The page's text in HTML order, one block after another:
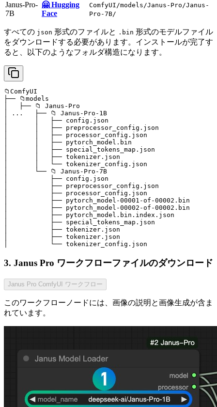
Janus-Pro-
7B
🤗 Hugging
Face
ComfyUI/models/Janus-Pro/Janus-
Pro-7B/
すべての json 形式のファイルと .bin 形式のモデルファイル
をダウンロードする必要があります。インストールが完了す
ると、以下のようなフォルダ構造になります。
📁ComfyUI
├── 📁models
│   ├── 📁 Janus-Pro
│ ...   ├── 📁 Janus-Pro-1B
│       │   ├── config.json
│       │   ├── preprocessor_config.json
│       │   ├── processor_config.json
│       │   ├── pytorch_model.bin
│       │   ├── special_tokens_map.json
│       │   ├── tokenizer.json
│       │   └── tokenizer_config.json
│       └── 📁 Janus-Pro-7B
│           ├── config.json
│           ├── preprocessor_config.json
│           ├── processor_config.json
│           ├── pytorch_model-00001-of-00002.bin
│           ├── pytorch_model-00002-of-00002.bin
│           ├── pytorch_model.bin.index.json
│           ├── special_tokens_map.json
│           ├── tokenizer.json
│           ├── tokenizer.json
│           └── tokenizer_config.json
3. Janus Pro ワークフローファイルのダウンロード
Janus Pro ComfyUI ワークフロー
このワークフローノードには、画像の説明と画像生成が含ま
れています。